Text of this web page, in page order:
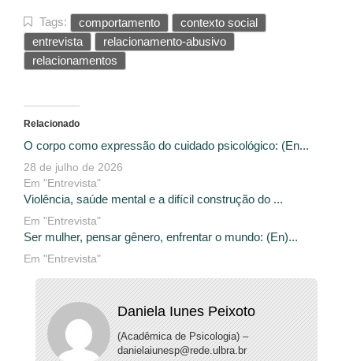
Tags: comportamento
contexto social
entrevista
relacionamento-abusivo
relacionamentos
Relacionado
O corpo como expressão do cuidado psicológico: (En...
28 de julho de 2026
Em "Entrevista"
Violência, saúde mental e a difícil construção do ...
Em "Entrevista"
Ser mulher, pensar gênero, enfrentar o mundo: (En)...
Em "Entrevista"
Daniela Iunes Peixoto
(Acadêmica de Psicologia) –
danielaiunesp@rede.ulbra.br